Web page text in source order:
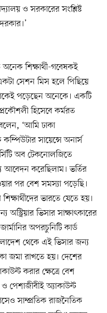
ও সরকারের সংশ্লিষ্ট
শিক্ষার্থী-গবেষকই
সেশন মিস হলে পিছিয়ে
পড়েছেন অনেকে। একটি
হিসেবে কর্মরত
‘আমি ঢাকা
কম্পিউটার সায়েন্সে অনার্স
অব টেকনোলজিতে
আবেদন করেছিলাম। ভর্তির
পর বেশ সমস্যা পড়েছি।
ভারতে যেতে হয়।
ভিসার সাক্ষাৎকারের
অপরচুনিটি কার্ড
থেকে এই ভিসার জন্য
জমা রাখতে হয়। দেশের
করার ক্ষেত্রে বেশ
পেশাজীবীই অ্যাকাউন্ট
সাম্প্রতিক রাজনৈতিক